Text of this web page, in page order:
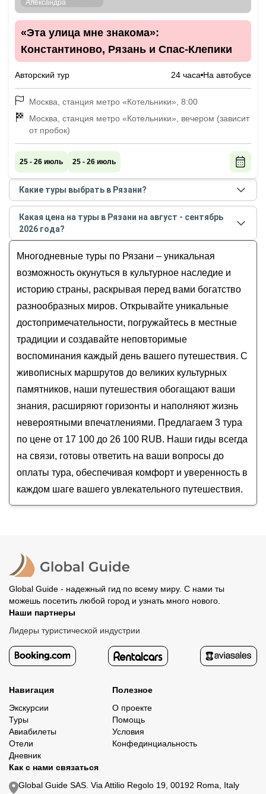
«Эта улица мне знакома»:
Константиново, Рязань и Спас-Клепики
Авторский тур 24 часа На автобусе
Москва, станция метро «Котельники», 8:00
Москва, станция метро «Котельники», вечером (зависит
от пробок)
25 - 26 июль 25 - 26 июль
Какие туры выбрать в Рязани?
Самые популярные турыв Рязанив августе -
сентябре 2026 года:
По следам русских классиков: Константиново,
Ясная Поляна и Мелихово
Из Москвы в Рязань, Зарайск и Константиново:
«Эта улица мне знакома»: Константиново,
Рязань и Спас-Клепики
Какая цена на туры в Рязани на август - сентябрь
2026 года?
2026года от 17 100до 26 100 RUB
Многодневные туры по Рязани – уникальная
возможность окунуться в культурное наследие и
историю страны, раскрывая перед вами богатство
разнообразных миров. Открывайте уникальные
достопримечательности, погружайтесь в местные
традиции и создавайте неповторимые
воспоминания каждый день вашего путешествия. С
живописных маршрутов до великих культурных
памятников, наши путешествия обогащают ваши
знания, расширяют горизонты и наполняют жизнь
невероятными впечатлениями. Предлагаем 3 тура
по цене от 17 100 до 26 100 RUB. Наши гиды всегда
на связи, готовы ответить на ваши вопросы до
оплаты тура, обеспечивая комфорт и уверенность в
каждом шаге вашего увлекательного путешествия.
Global Guide - надежный гид по всему миру. С нами ты
можешь посетить любой город и узнать много нового.
Наши партнеры
Лидеры туристической индустрии
Навигация
Экскурсии
Туры
Авиабилеты
Отели
Дневник
Полезное
О проекте
Помощь
Условия
Конфединциальность
Как с нами связаться
Global Guide SAS. Via Attilio Regolo 19, 00192 Roma, Italy